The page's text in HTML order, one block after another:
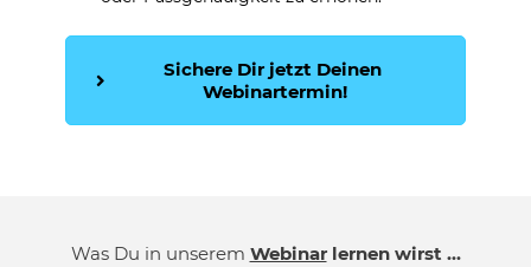
Sichere Dir jetzt Deinen
Webinartermin!
Was Du in unserem Webinarlernen wirst ...